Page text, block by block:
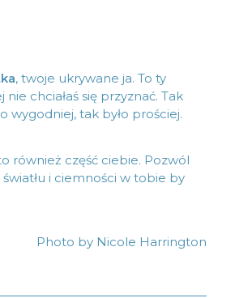
, twoje ukrywane ja. To ty
chciałaś się przyznać. Tak
wygodniej, tak było prościej.
również część ciebie. Pozwól
i ciemności w tobie by
Photo by Nicole Harrington